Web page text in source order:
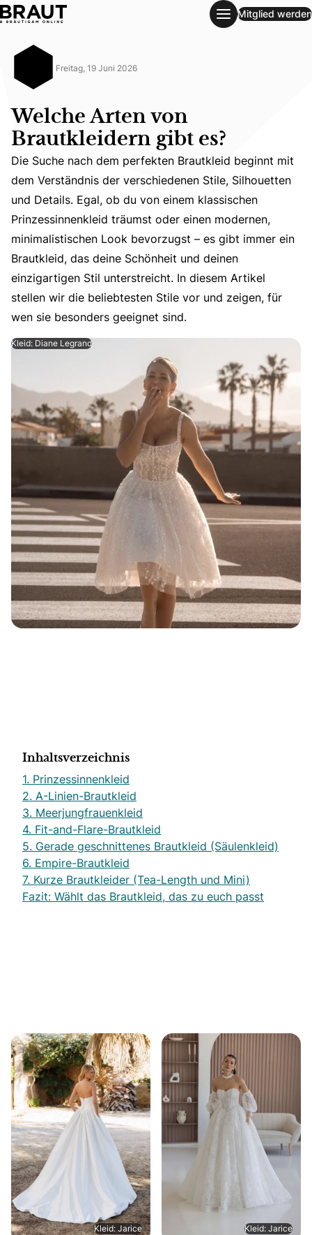
Mitglied werden
Freitag, 19 Juni 2026
Welche Arten von
Brautkleidern gibt es?
Die Suche nach dem perfekten Brautkleid beginnt mit
Die Suche nach dem perfekten Brautkleid beginnt mit
dem Verständnis der verschiedenen Stile, Silhouetten
und Details. Egal, ob du von einem klassischen
Prinzessinnenkleid träumst oder einen modernen,
minimalistischen Look bevorzugst – es gibt immer ein
Brautkleid, das deine Schönheit und deinen
einzigartigen Stil unterstreicht. In diesem Artikel
stellen wir die beliebtesten Stile vor und zeigen, für
wen sie besonders geeignet sind.
Kleid: Diane Legrand
Inhaltsverzeichnis
1. Prinzessinnenkleid
2. A-Linien-Brautkleid
3. Meerjungfrauenkleid
4. Fit-and-Flare-Brautkleid
5. Gerade geschnittenes Brautkleid (Säulenkleid)
6. Empire-Brautkleid
7. Kurze Brautkleider (Tea-Length und Mini)
Fazit: Wählt das Brautkleid, das zu euch passt
Kleid: Jarice Kleid: Jarice